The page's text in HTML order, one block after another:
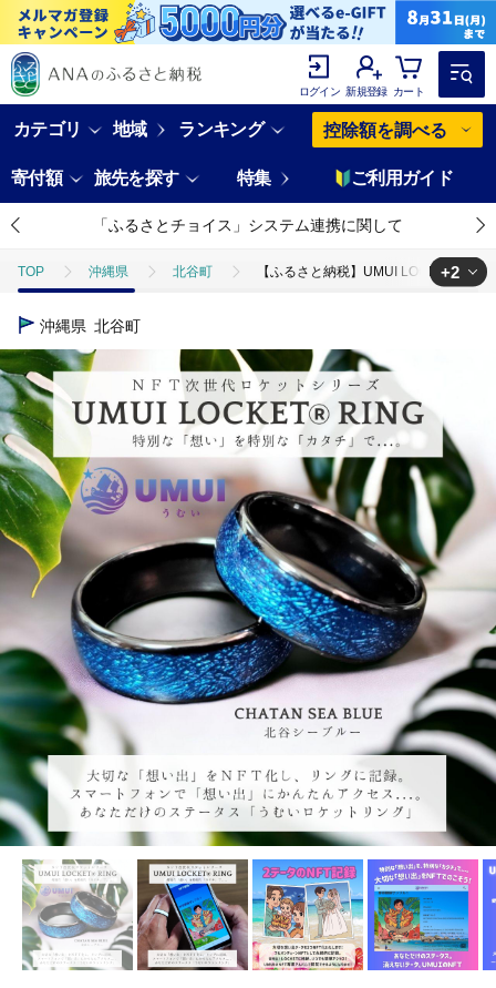
ログイン 新規登録 カート
カテゴリ 地域 ランキング 控除額を調べる
寄付額 旅先を探す 特集 ご利用ガイド
「ふるさとチョイス」システム連携に関して
TOP 沖縄県 北谷町 【ふるさと納税】UMUI LOCKET ペ
TOP
TOP ファッション アクセサリー 【ふるさと納税】UMUI
+2
沖縄県 北谷町